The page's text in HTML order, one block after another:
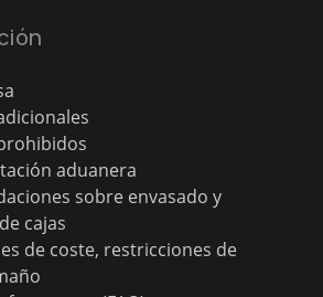
aduanera
sobre envasado y
cajas
de coste, restricciones de